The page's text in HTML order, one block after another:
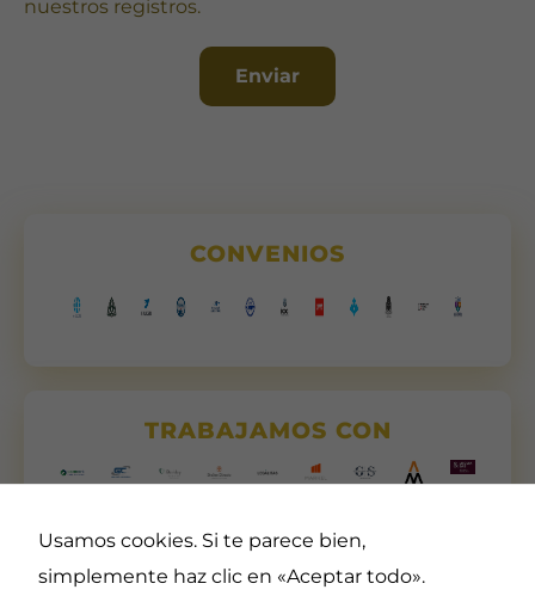
nuestros registros.
Enviar
CONVENIOS
TRABAJAMOS CON
Usamos cookies. Si te parece bien,
simplemente haz clic en «Aceptar todo».